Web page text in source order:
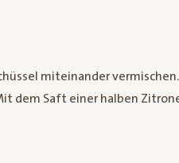
miteinander
dem Saft einer halben